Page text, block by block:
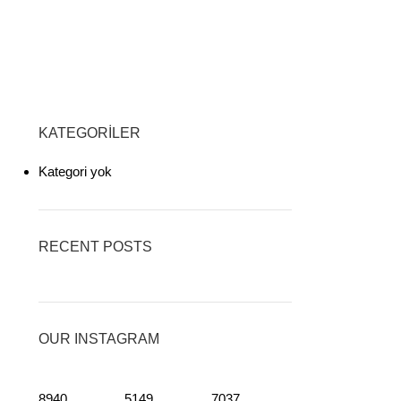
KATEGORILER
Kategori yok
RECENT POSTS
OUR INSTAGRAM